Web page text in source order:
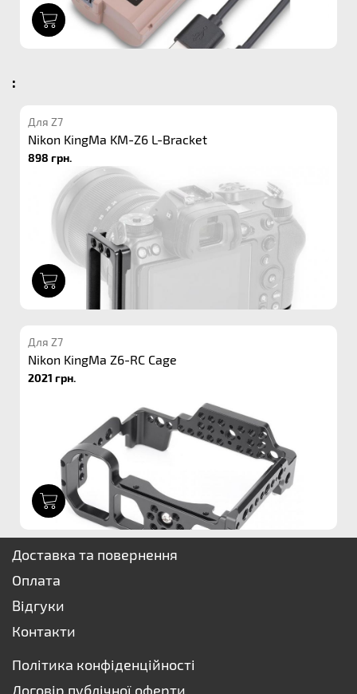
:
Для Z7
Nikon KingMa KM-Z6 L-Bracket
898 грн.
Для Z7
Nikon KingMa Z6-RC Cage
2021 грн.
Доставка та повернення
Оплата
Відгуки
Контакти
Політика конфіденційності
Договір публічної оферти